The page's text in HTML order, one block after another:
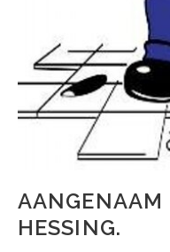
AANGENAAM
HESSING.